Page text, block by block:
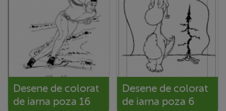
Desene de colorat
de iarna poza 16
Desene de colorat
de iarna poza 6